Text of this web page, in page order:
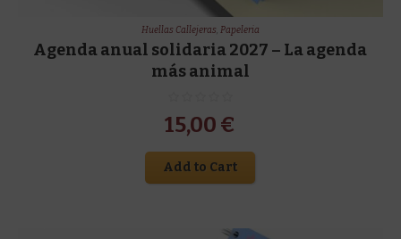
Huellas Callejeras, Papeleria
Agenda anual solidaria 2027 – La agenda
más animal
15,00 €
Add to Cart